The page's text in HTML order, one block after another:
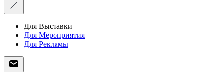
Для Выставки
Для Мероприятия
Для Рекламы